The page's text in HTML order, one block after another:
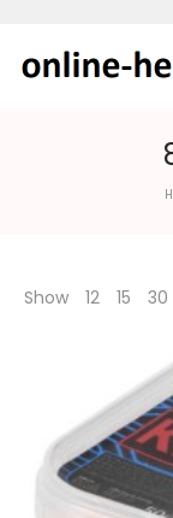
Show 12 15 30